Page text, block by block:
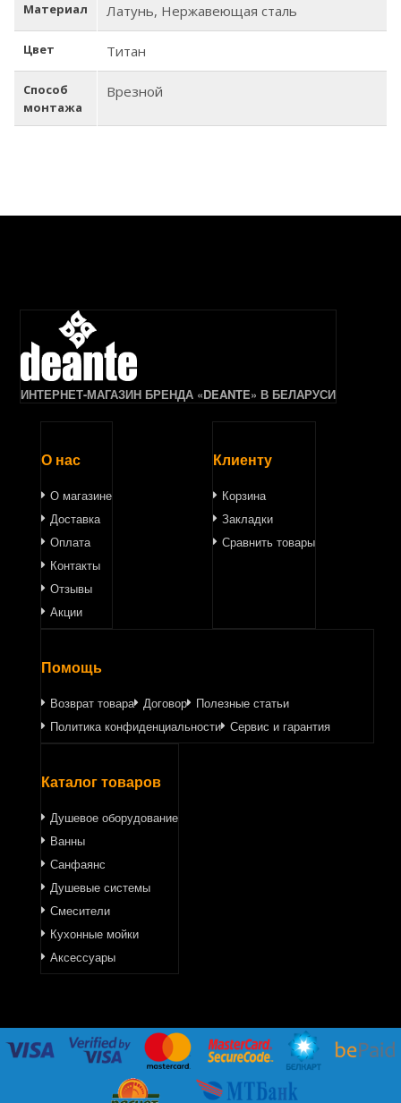
Материал Латунь, Нержавеющая сталь
Цвет Титан
Способ
монтажа
Врезной
ИНТЕРНЕТ-МАГАЗИН БРЕНДА «DEANTE» В БЕЛАРУСИ
О нас
О магазине
Доставка
Оплата
Контакты
Отзывы
Акции
Клиенту
Корзина
Закладки
Сравнить товары
Помощь
Возврат товара Договор Полезные статьи
Политика конфиденциальности Сервис и гарантия
Каталог товаров
Душевое оборудование
Ванны
Санфаянс
Душевые системы
Смесители
Кухонные мойки
Аксессуары